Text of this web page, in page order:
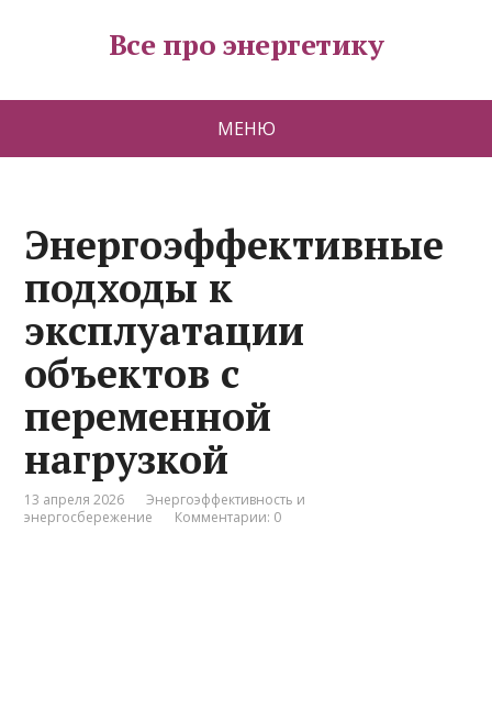
Все про энергетику
МЕНЮ
Энергоэффективные
подходы к
эксплуатации
объектов с
переменной
нагрузкой
13 апреля 2026
Энергоэффективность и
энергосбережение
Комментарии: 0